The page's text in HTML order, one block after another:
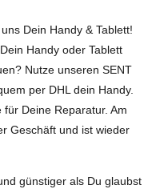
Dein Handy & Tablett!
Handy oder Tablett
Nutze unseren SENT
per DHL dein Handy.
Deine Reparatur. Am
Geschäft und ist wieder
günstiger als Du glaubst